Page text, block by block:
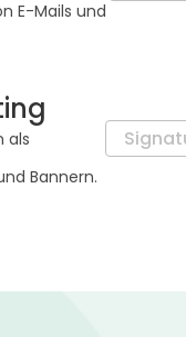
E-Mails und
als
Bannern.